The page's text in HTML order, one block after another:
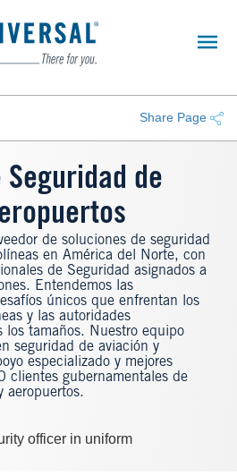
Share Page
de
de soluciones de seguridad
en América del Norte, con
de Seguridad asignados a
Entendemos las
únicos que enfrentan los
y las autoridades
los tamaños. Nuestro equipo
seguridad de aviación y
especializado y mejores
clientes gubernamentales de
aeropuertos.